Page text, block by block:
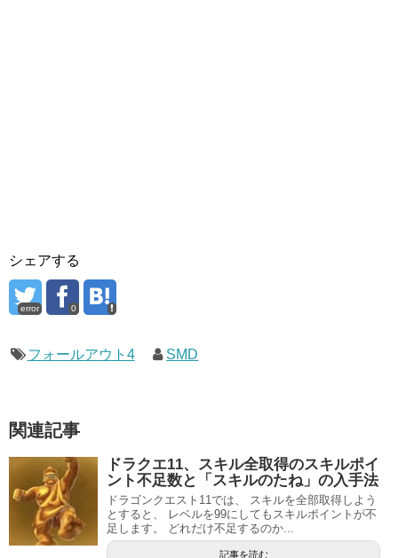
シェアする
error 0
フォールアウト4 SMD
関連記事
ドラクエ11、スキル全取得のスキルポイ
ント不足数と「スキルのたね」の入手法
ドラゴンクエスト11では、 スキルを全部取得しよう
とすると、 レベルを99にしてもスキルポイントが不
足します。 どれだけ不足するのか...
記事を読む